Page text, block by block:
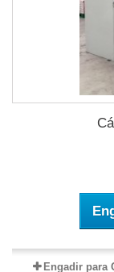
Engadir para